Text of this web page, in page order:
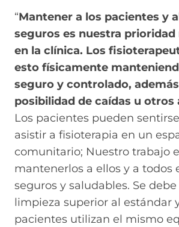
“Mantener a los pacientes y
seguros es nuestra
en la clínica. Los
esto físicamente
seguro y controlado,
posibilidad de caídas u otros
Los pacientes pueden
asistir a fisioterapia en un
comunitario; Nuestro trabajo
mantenerlos a ellos y a todos
seguros y saludables. Se
limpieza superior al estándar
pacientes utilizan el mismo